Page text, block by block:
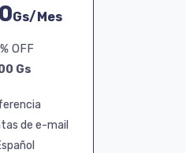
Gs/Mes
OFF
Gs
de e-mail